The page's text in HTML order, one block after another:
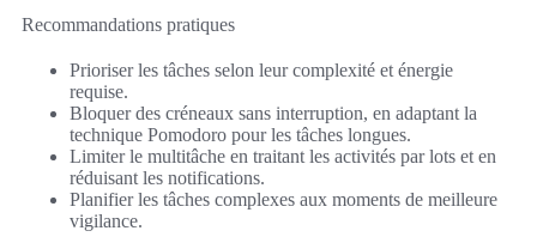
Recommandations pratiques
Prioriser les tâches selon leur complexité et énergie
requise.
Bloquer des créneaux sans interruption, en adaptant la
technique Pomodoro pour les tâches longues.
Limiter le multitâche en traitant les activités par lots et en
réduisant les notifications.
Planifier les tâches complexes aux moments de meilleure
vigilance.